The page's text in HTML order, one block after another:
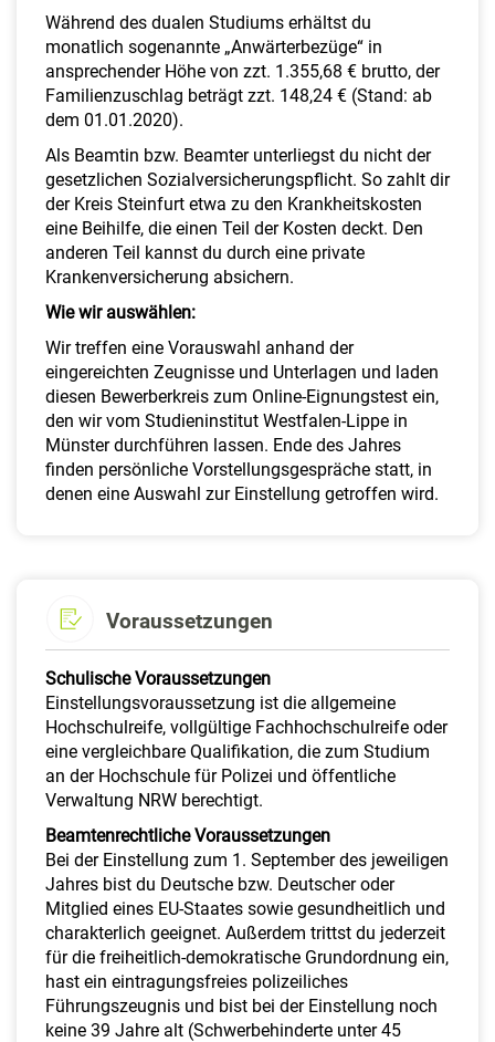
Während des dualen Studiums erhältst du
monatlich sogenannte „Anwärterbezüge“ in
ansprechender Höhe von zzt. 1.355,68 € brutto, der
Familienzuschlag beträgt zzt. 148,24 € (Stand: ab
dem 01.01.2020).
Als Beamtin bzw. Beamter unterliegst du nicht der
gesetzlichen Sozialversicherungspflicht. So zahlt dir
der Kreis Steinfurt etwa zu den Krankheitskosten
eine Beihilfe, die einen Teil der Kosten deckt. Den
anderen Teil kannst du durch eine private
Krankenversicherung absichern.
Wie wir auswählen:
Wir treffen eine Vorauswahl anhand der
eingereichten Zeugnisse und Unterlagen und laden
diesen Bewerberkreis zum Online-Eignungstest ein,
den wir vom Studieninstitut Westfalen-Lippe in
Münster durchführen lassen. Ende des Jahres
finden persönliche Vorstellungsgespräche statt, in
denen eine Auswahl zur Einstellung getroffen wird.
Voraussetzungen
Schulische Voraussetzungen
Einstellungsvoraussetzung ist die allgemeine
Hochschulreife, vollgültige Fachhochschulreife oder
eine vergleichbare Qualifikation, die zum Studium
an der Hochschule für Polizei und öffentliche
Verwaltung NRW berechtigt.
Beamtenrechtliche Voraussetzungen
Bei der Einstellung zum 1. September des jeweiligen
Jahres bist du Deutsche bzw. Deutscher oder
Mitglied eines EU-Staates sowie gesundheitlich und
charakterlich geeignet. Außerdem trittst du jederzeit
für die freiheitlich-demokratische Grundordnung ein,
hast ein eintragungsfreies polizeiliches
Führungszeugnis und bist bei der Einstellung noch
keine 39 Jahre alt (Schwerbehinderte unter 45